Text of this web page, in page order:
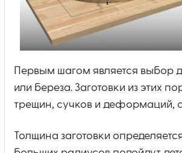
Первым шагом является выбор
или береза. Заготовки из этих
трещин, сучков и деформаций,
Толщина заготовки